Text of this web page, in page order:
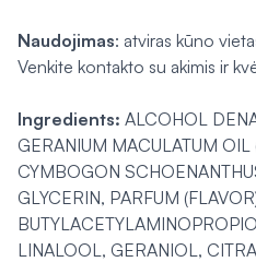
Naudojimas: atviras kūno
Venkite kontakto su akimis ir
Ingredients: ALCOHOL
GERANIUM MACULATUM OIL
CYMBOGON
GLYCERIN, PARFUM
LINALOOL, GERANIOL,